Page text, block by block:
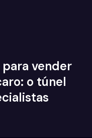
vender
o túnel